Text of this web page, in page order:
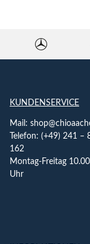
KUNDENSERVICE
Mail:
Telefon: (+49) 241 –
162
Montag-Freitag
Uhr